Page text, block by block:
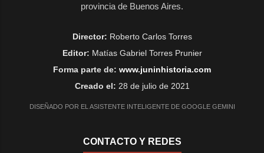
provincia de Buenos Aires.
Director: Roberto Carlos Torres
Editor: Matías Gabriel Torres Prunier
Forma parte de: www.juninhistoria.com
Creado el: 28 de julio de 2021
DISEÑADO POR EL ASISTENTE INTELIGENTE DE GOOGLE GEMINI
CONTACTO Y REDES